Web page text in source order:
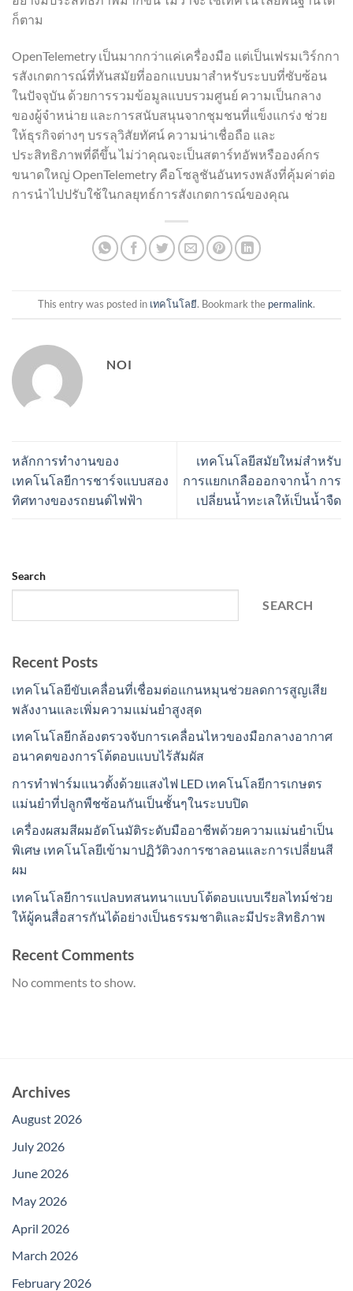
ก็ตาม
OpenTelemetry เป็นมากกว่าแค่เครื่องมือ แต่เป็นเฟรมเวิร์กกา
รสังเกตการณ์ที่ทันสมัยที่ออกแบบมาสำหรับระบบที่ซับซ้อน
ในปัจจุบัน ด้วยการรวมข้อมูลแบบรวมศูนย์ ความเป็นกลาง
ของผู้จำหน่าย และการสนับสนุนจากชุมชนที่แข็งแกร่ง ช่วย
ให้ธุรกิจต่างๆ บรรลุวิสัยทัศน์ ความน่าเชื่อถือ และ
ประสิทธิภาพที่ดีขึ้น ไม่ว่าคุณจะเป็นสตาร์ทอัพหรือองค์กร
ขนาดใหญ่ OpenTelemetry คือโซลูชันอันทรงพลังที่คุ้มค่าต่อ
การนำไปปรับใช้ในกลยุทธ์การสังเกตการณ์ของคุณ
This entry was posted in เทคโนโลยี. Bookmark the permalink.
NOI
หลักการทำงานของ
เทคโนโลยีการชาร์จแบบสอง
ทิศทางของรถยนต์ไฟฟ้า
เทคโนโลยีสมัยใหม่สำหรับ
การแยกเกลือออกจากน้ำ การ
เปลี่ยนน้ำทะเลให้เป็นน้ำจืด
Search
SEARCH
Recent Posts
เทคโนโลยีขับเคลื่อนที่เชื่อมต่อแกนหมุนช่วยลดการสูญเสีย
พลังงานและเพิ่มความแม่นยำสูงสุด
เทคโนโลยีกล้องตรวจจับการเคลื่อนไหวของมือกลางอากาศ
อนาคตของการโต้ตอบแบบไร้สัมผัส
การทำฟาร์มแนวตั้งด้วยแสงไฟ LED เทคโนโลยีการเกษตร
แม่นยำที่ปลูกพืชซ้อนกันเป็นชั้นๆในระบบปิด
เครื่องผสมสีผมอัตโนมัติระดับมืออาชีพด้วยความแม่นยำเป็น
พิเศษ เทคโนโลยีเข้ามาปฏิวัติวงการซาลอนและการเปลี่ยนสี
ผม
เทคโนโลยีการแปลบทสนทนาแบบโต้ตอบแบบเรียลไทม์ช่วย
ให้ผู้คนสื่อสารกันได้อย่างเป็นธรรมชาติและมีประสิทธิภาพ
Recent Comments
No comments to show.
Archives
August 2026
July 2026
June 2026
May 2026
April 2026
March 2026
February 2026